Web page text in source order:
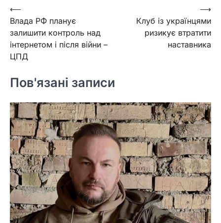
Навігація
записів
⟵
Влада РФ планує
залишити контроль над
інтернетом і після війни –
ЦПД
Клуб із українцями
ризикує втратити
наставника
⟶
Пов'язані записи